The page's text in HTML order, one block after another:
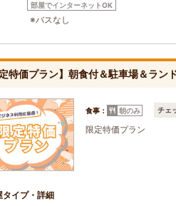
部屋でインターネットOK
※バスなし
特価プラン】朝食付＆駐車場＆ラン
食事： 朝のみ チェ
限定特価プラン
タイプ・詳細